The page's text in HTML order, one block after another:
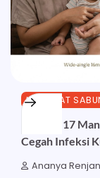
MANFAAT
Ketahui 17
Cegah Infeksi
Ananya